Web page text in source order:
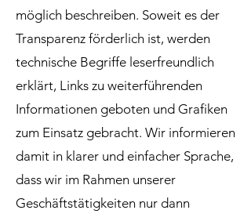
möglich beschreiben. Soweit es der
Transparenz förderlich ist, werden
technische Begriffe leserfreundlich
erklärt, Links zu weiterführenden
Informationen geboten und Grafiken
zum Einsatz gebracht. Wir informieren
damit in klarer und einfacher Sprache,
dass wir im Rahmen unserer
Geschäftstätigkeiten nur dann